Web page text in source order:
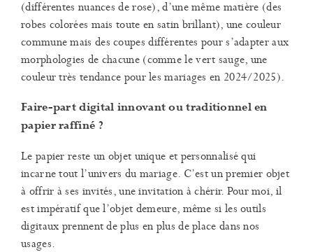
(différentes nuances de rose), d’une même matière (des
robes colorées mais toute en satin brillant), une couleur
commune mais des coupes différentes pour s’adapter aux
morphologies de chacune (comme le vert sauge, une
couleur très tendance pour les mariages en 2024/2025).
Faire-part digital innovant ou traditionnel en
papier raffiné ?
Le papier reste un objet unique et personnalisé qui
incarne tout l’univers du mariage. C’est un premier objet
à offrir à ses invités, une invitation à chérir. Pour moi, il
est impératif que l’objet demeure, même si les outils
digitaux prennent de plus en plus de place dans nos
usages.